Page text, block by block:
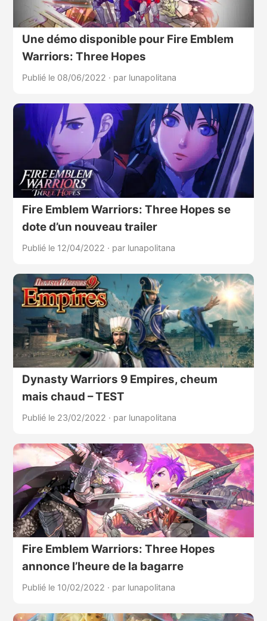
Une démo disponible pour Fire Emblem
Warriors: Three Hopes
Publié le 08/06/2022 · par lunapolitana
Fire Emblem Warriors: Three Hopes se
dote d’un nouveau trailer
Publié le 12/04/2022 · par lunapolitana
Dynasty Warriors 9 Empires, cheum
mais chaud – TEST
Publié le 23/02/2022 · par lunapolitana
Fire Emblem Warriors: Three Hopes
annonce l’heure de la bagarre
Publié le 10/02/2022 · par lunapolitana